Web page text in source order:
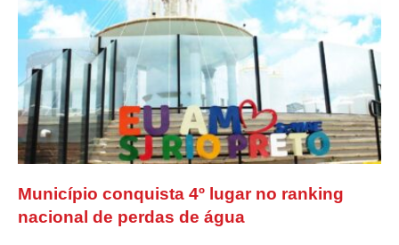
Município conquista 4º lugar no ranking
nacional de perdas de água